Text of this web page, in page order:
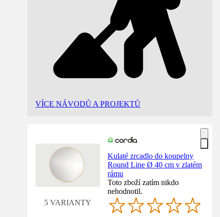
VÍCE NÁVODŮ A PROJEKTŮ
5 VARIANTY
Kulaté zrcadlo do koupelny
Round Line Ø 40 cm v zlatém
rámu
Toto zboží zatím nikdo
nehodnotil.